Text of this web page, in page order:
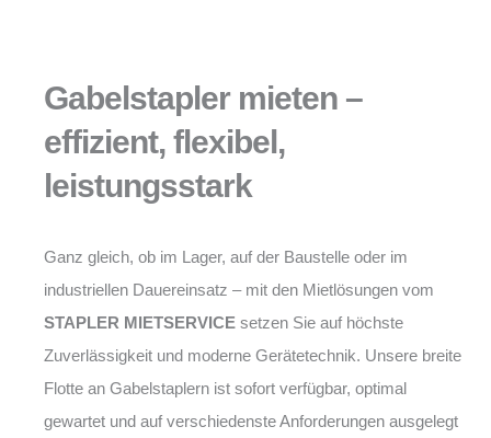
Gabelstapler mieten –
effizient, flexibel,
leistungsstark
Ganz gleich, ob im Lager, auf der Baustelle oder im
industriellen Dauereinsatz – mit den Mietlösungen vom
STAPLER MIETSERVICE setzen Sie auf höchste
Zuverlässigkeit und moderne Gerätetechnik. Unsere breite
Flotte an Gabelstaplern ist sofort verfügbar, optimal
gewartet und auf verschiedenste Anforderungen ausgelegt